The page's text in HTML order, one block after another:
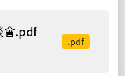
會.pdf
.pdf